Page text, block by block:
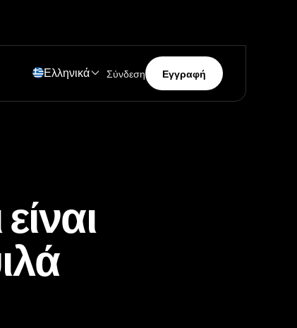
Ελληνικά Σύνδεση Εγγραφή